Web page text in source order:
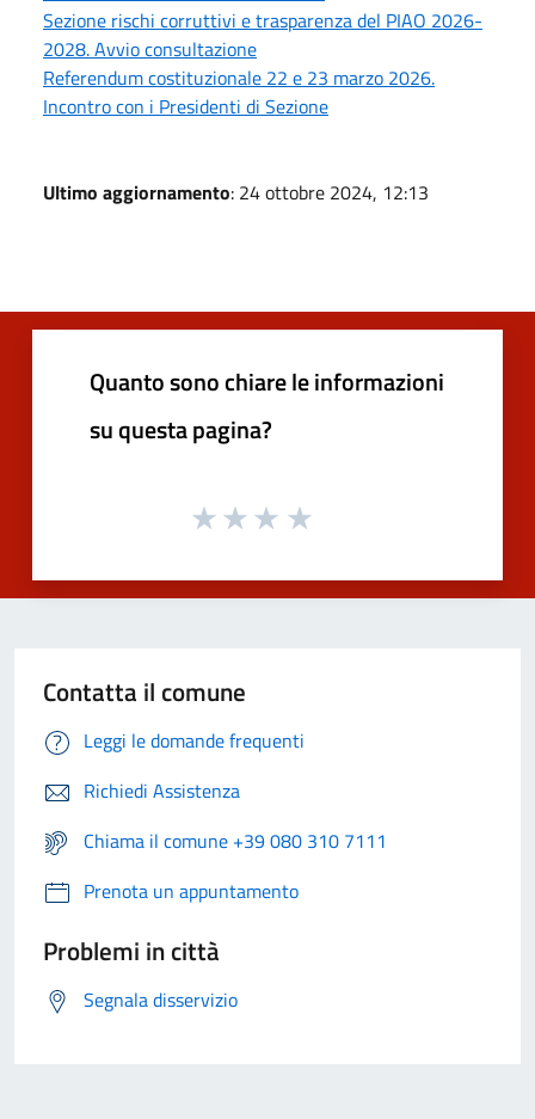
Sezione rischi corruttivi e trasparenza del PIAO 2026-
2028. Avvio consultazione
Referendum costituzionale 22 e 23 marzo 2026.
Incontro con i Presidenti di Sezione
Ultimo aggiornamento: 24 ottobre 2024, 12:13
Quanto sono chiare le informazioni
su questa pagina?
Contatta il comune
Leggi le domande frequenti
Richiedi Assistenza
Chiama il comune +39 080 310 7111
Prenota un appuntamento
Problemi in città
Segnala disservizio